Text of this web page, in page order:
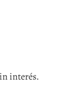
interés.